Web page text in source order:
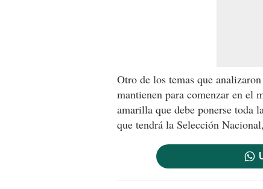
Otro de los temas que
mantienen para comenzar en el
amarilla que debe ponerse toda
que tendrá la Selección